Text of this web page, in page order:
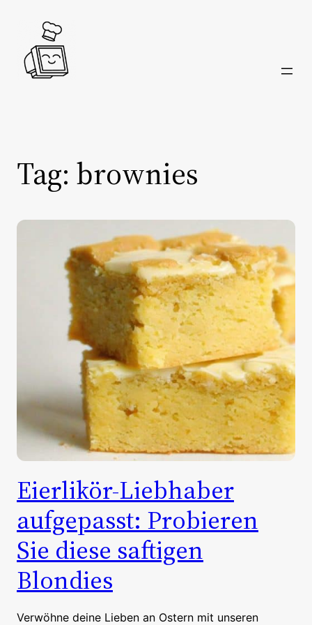
content
Tag: brownies
Eierlikör-Liebhaber
aufgepasst: Probieren
Sie diese saftigen
Blondies
Verwöhne deine Lieben an Ostern mit unseren